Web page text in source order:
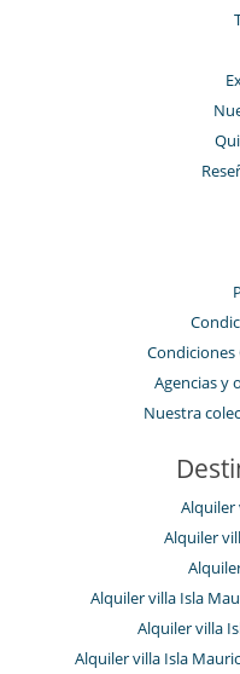
Condiciones
Agencias y
Nuestra
Alquiler
Alquiler
Alquiler villa Isla
Alquiler villa
Alquiler villa Isla